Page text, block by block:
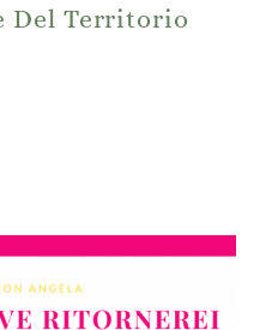
Del Territorio